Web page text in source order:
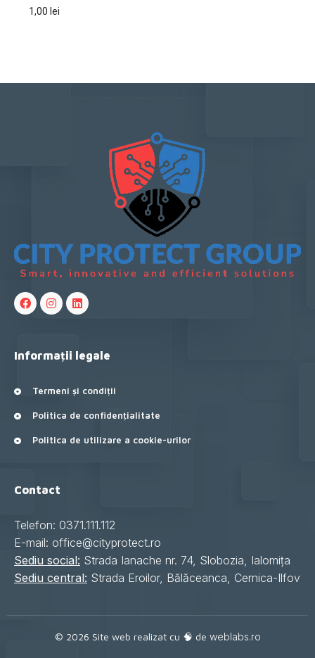
1,00 lei
Informații legale
Termeni și condiții
Politica de confidențialitate
Politica de utilizare a cookie-urilor
Contact
Telefon: 0371.111.112
E-mail: office@cityprotect.ro
Sediu social: Strada Ianache nr. 74, Slobozia, Ialomița
Sediu central: Strada Eroilor, Bălăceanca, Cernica-Ilfov
© 2026 Site web realizat cu 🧠 de weblabs.ro